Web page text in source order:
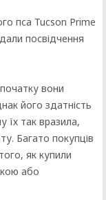
пса Tucson Prime
посвідчення
вони
його здатність
їх так вразила,
Багато покупців
як купили
або